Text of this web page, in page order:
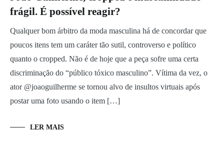
frágil. É possível reagir?
Qualquer bom árbitro da moda masculina há de concordar que
poucos itens tem um caráter tão sutil, controverso e político
quanto o cropped. Não é de hoje que a peça sofre uma certa
discriminação do “público tóxico masculino”. Vítima da vez, o
ator @joaoguilherme se tornou alvo de insultos virtuais após
postar uma foto usando o item […]
LER MAIS